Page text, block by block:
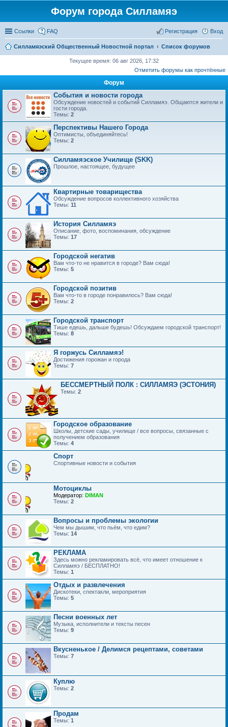
Форум города Силламяэ
Ссылки FAQ Вход
Регистрация
Силламяэский Общественный Новостной портал Список форумов
Текущее время: 06 авг 2026, 17:32
Отметить форумы как прочтённые
Форум
События и новости города
Обсуждение новостей и событий Силламяэ. Общаются жители и
гости города.
Темы: 2
Перспективы Нашего Города
Оптимисты, объединяйтесь!
Темы: 2
Силламяэское Училище (SKK)
Прошлое, настоящее, будущее
Квартирные товарищества
Обсуждение вопросов коллективного хозяйства
Темы: 11
История Силламяэ
Описание, фото, воспоминания, обсуждение
Темы: 17
Городской негатив
Вам что-то не нравится в городе? Вам сюда!
Темы: 5
Городской позитив
Вам что-то в городе понравилось? Вам сюда!
Темы: 2
Городской транспорт
Тише едешь, дальше будешь! Обсуждаем городской транспорт!
Темы: 8
Я горжусь Силламяэ!
Достижения горожан и города
Темы: 7
БЕССМЕРТНЫЙ ПОЛК : СИЛЛАМЯЭ (ЭСТОНИЯ)
Темы: 2
Городское образование
Школы, детские сады, училище / все вопросы, связанные с
получением образования
Темы: 4
Спорт
Спортивные новости и события
Мотоциклы
Модератор: DIMAN
Темы: 2
Вопросы и проблемы экологии
Чем мы дышим, что пьём, что едим?
Темы: 14
РЕКЛАМА
Здесь можно рекламировать всё, что имеет отношение к
Силламяэ / БЕСПЛАТНО!
Темы: 1
Отдых и развлечения
Дискотеки, спектакли, мероприятия
Темы: 5
Песни военных лет
Музыка, исполнители и тексты песен
Темы: 9
Вкусненькое / Делимся рецептами, советами
Темы: 7
Куплю
Темы: 2
Продам
Темы: 1